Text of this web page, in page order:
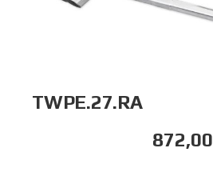
TWPE.27.RA
872,00